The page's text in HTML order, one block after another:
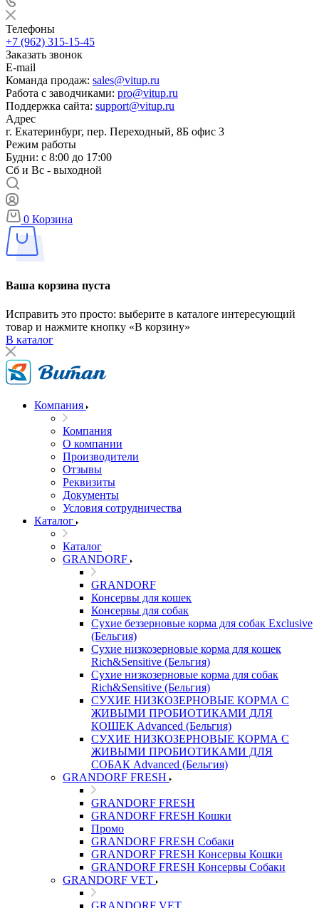
Телефоны
+7 (962) 315-15-45
Заказать звонок
E-mail
Команда продаж: sales@vitup.ru
Работа с заводчиками: pro@vitup.ru
Поддержка сайта: support@vitup.ru
Адрес
г. Екатеринбург, пер. Переходный, 8Б офис 3
Режим работы
Будни: с 8:00 до 17:00
Сб и Вс - выходной
0 Корзина
Ваша корзина пуста
Исправить это просто: выберите в каталоге интересующий
товар и нажмите кнопку «В корзину»
В каталог
Компания
Компания
О компании
Производители
Отзывы
Реквизиты
Документы
Условия сотрудничества
Каталог
Каталог
GRANDORF
GRANDORF
Консервы для кошек
Консервы для собак
Сухие беззерновые корма для собак Exclusive
(Бельгия)
Сухие низкозерновые корма для кошек
Rich&Sensitive (Бельгия)
Сухие низкозерновые корма для собак
Rich&Sensitive (Бельгия)
СУХИЕ НИЗКОЗЕРНОВЫЕ КОРМА С
ЖИВЫМИ ПРОБИОТИКАМИ ДЛЯ
КОШЕК Advanced (Бельгия)
СУХИЕ НИЗКОЗЕРНОВЫЕ КОРМА С
ЖИВЫМИ ПРОБИОТИКАМИ ДЛЯ
СОБАК Advanced (Бельгия)
GRANDORF FRESH
GRANDORF FRESH
GRANDORF FRESH Кошки
Промо
GRANDORF FRESH Собаки
GRANDORF FRESH Консервы Кошки
GRANDORF FRESH Консервы Собаки
GRANDORF VET
GRANDORF VET